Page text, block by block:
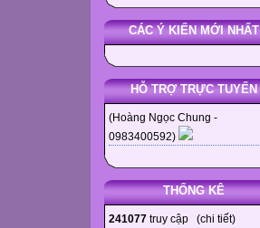
CÁC Ý KIẾN MỚI NHẤT
HỖ TRỢ TRỰC TUYẾN
(Hoàng Ngọc Chung -
0983400592)
THỐNG KÊ
241077 truy cập (chi tiết)